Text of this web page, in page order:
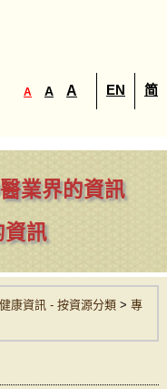
A A A EN 简
業界的資訊
資訊
健康資訊 - 按資源分類> 專